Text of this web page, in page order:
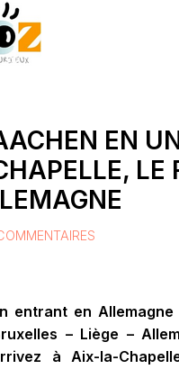
EN
LE
entrant en
– Liège –
à Aix-la-